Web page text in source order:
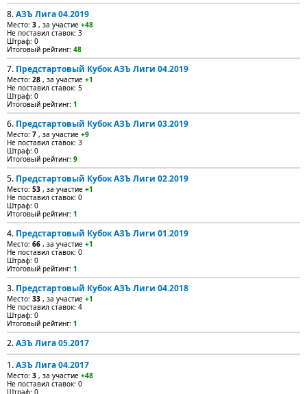
8.АЗЪ Лига 04.2019
Место: 3 , за участие +48
Не поставил ставок: 3
Штраф: 0
Итоговый рейтинг: 48
7. Предстартовый Кубок АЗЪ Лиги 04.2019
Место: 28 , за участие +1
Не поставил ставок: 5
Штраф: 0
Итоговый рейтинг: 1
6. Предстартовый Кубок АЗЪ Лиги 03.2019
Место: 7 , за участие +9
Не поставил ставок: 3
Штраф: 0
Итоговый рейтинг: 9
5. Предстартовый Кубок АЗЪ Лиги 02.2019
Место: 53 , за участие +1
Не поставил ставок: 0
Штраф: 0
Итоговый рейтинг: 1
4. Предстартовый Кубок АЗЪ Лиги 01.2019
Место: 66 , за участие +1
Не поставил ставок: 0
Штраф: 0
Итоговый рейтинг: 1
3. Предстартовый Кубок АЗЪ Лиги 04.2018
Место: 33 , за участие +1
Не поставил ставок: 4
Штраф: 0
Итоговый рейтинг: 1
2.АЗЪ Лига 05.2017
1.АЗЪ Лига 04.2017
Место: 3 , за участие +48
Не поставил ставок: 0
Штраф: 0